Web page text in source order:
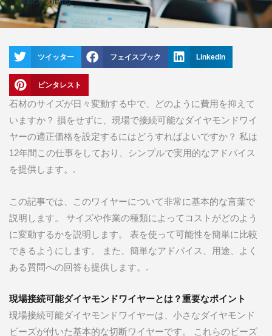
ツイッター フェイスブック LinkedIn
ピンタレスト
石材のサイズが日々変動する中で、どのように費用を抑えて
いますか？ 損をせずに、現場で接続可能なダイヤモンドワイ
ヤーの適正価格を設定するにはどうすればよいですか？ 私は
12年間この仕事をしており、シンプルで実用的なアドバイス
を提供します。.
この記事では、このワイヤーについて非常に基本的な言葉で
説明します。 サイズや作業の種類によってコストがどのよう
に変動するかを説明します。 表を使って可能性を簡単に比較
できるようにします。 また、簡単なアドバイス、用途、よく
ある質問への回答も提供します。.
現場接続可能ダイヤモンドワイヤーとは？重要なポイント
現場接続可能ダイヤモンドワイヤーは、小さなダイヤモンド
ビーズが付いた基本的な切断ワイヤーです。 これらのビーズ